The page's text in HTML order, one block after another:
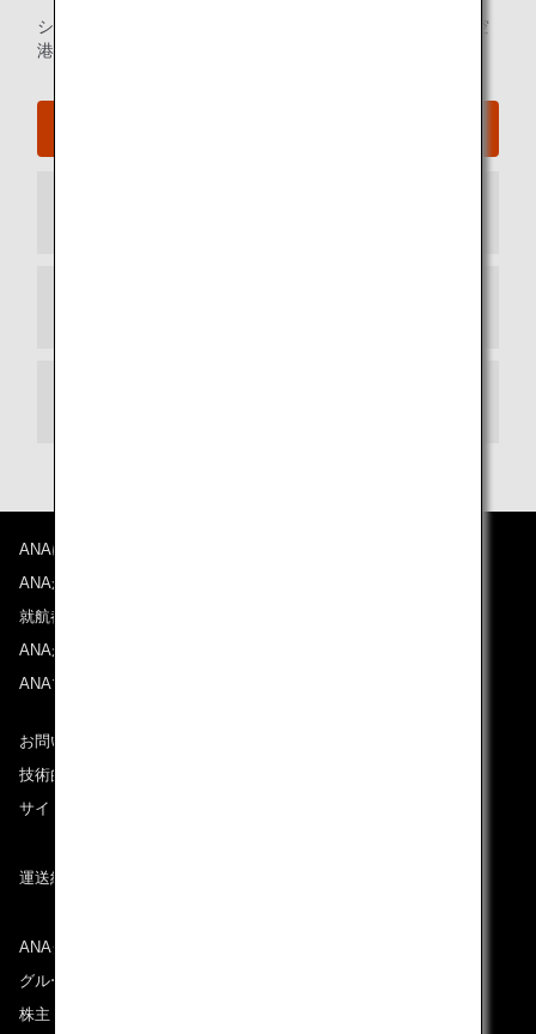
シャルル・ド・ゴール空港の発着ターミナルマップおよび空
港内に関するその他の情報。
ANAについて
ANAからのお知らせ
就航都市
ANAがお約束する体験
ANAマイレージクラブ
お問い合わせ
技術的なお問い合わせ（推奨環境）
サイトマップ
運送約款
ANAグループについて
グループ企業一覧
株主・投資家情報